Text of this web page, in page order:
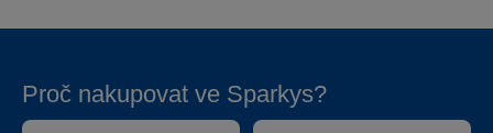
Proč nakupovat ve Sparkys?